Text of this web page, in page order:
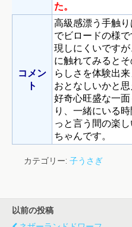
た。
コメン
ト
高級感漂う手触り
でビロードの様
現しにくいです
に触れてみると
らしさを体験出来
おとなしいかと思
好奇心旺盛な一面
り、一緒にいる
っと言う間の楽し
ちゃんです。
カテゴリー: 子うさぎ
以前の投稿